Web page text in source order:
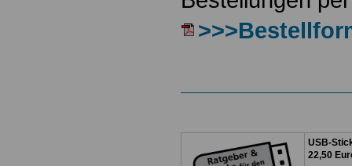
USB-
22,50